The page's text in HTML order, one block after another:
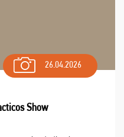
26.04.2026
Show